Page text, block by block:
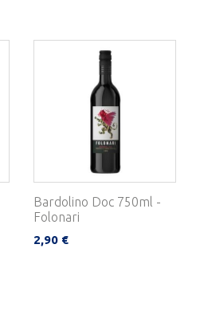
Bardolino Doc 750ml -
Folonari
2,90 €